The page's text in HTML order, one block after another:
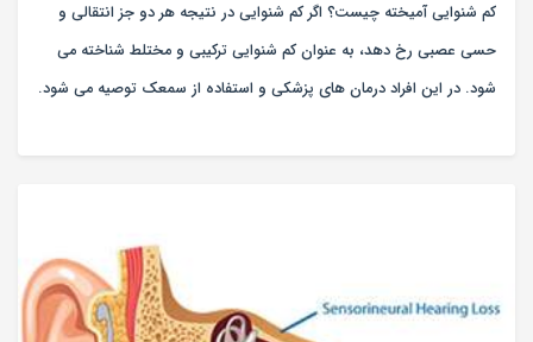
کم شنوایی آمیخته چیست؟ اگر کم شنوایی در نتیجه هر دو جز انتقالی و
حسی عصبی رخ دهد، به عنوان کم شنوایی ترکیبی و مختلط شناخته می
شود. در این افراد درمان های پزشکی و استفاده از سمعک توصیه می شود.